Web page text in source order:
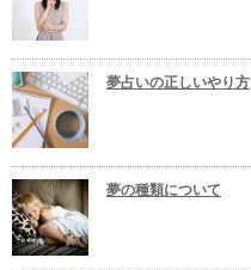
夢占いの正しいやり方
夢の種類について